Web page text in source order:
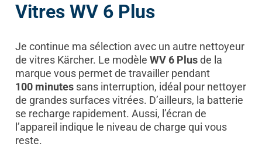
Vitres WV 6 Plus
Je continue ma sélection avec un autre nettoyeur
de vitres Kärcher. Le modèle WV 6 Plusde la
marque vous permet de travailler pendant
100 minutessans interruption, idéal pour nettoyer
de grandes surfaces vitrées. D’ailleurs, la batterie
se recharge rapidement. Aussi, l’écran de
l’appareil indique le niveau de charge qui vous
reste.